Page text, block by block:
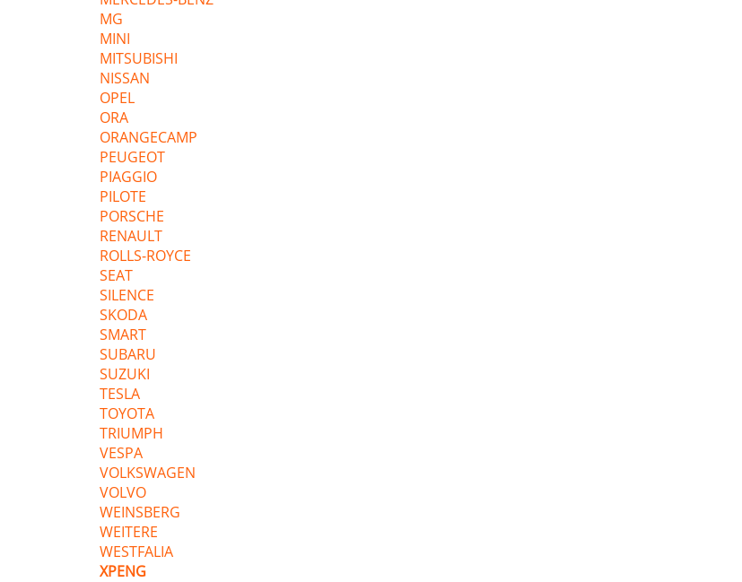
MG
MINI
MITSUBISHI
NISSAN
OPEL
ORA
ORANGECAMP
PEUGEOT
PIAGGIO
PILOTE
PORSCHE
RENAULT
ROLLS-ROYCE
SEAT
SILENCE
SKODA
SMART
SUBARU
SUZUKI
TESLA
TOYOTA
TRIUMPH
VESPA
VOLKSWAGEN
VOLVO
WEINSBERG
WEITERE
WESTFALIA
XPENG